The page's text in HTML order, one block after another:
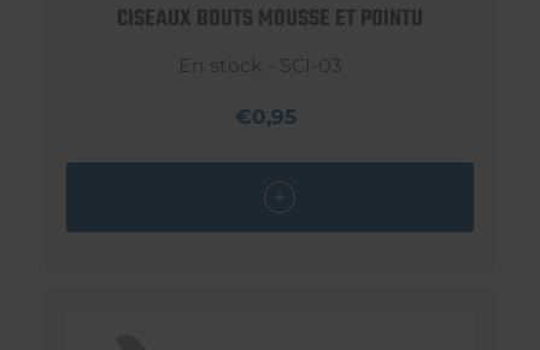
CISEAUX BOUTS MOUSSE ET POINTU
En stock - SCI-03
€0,95